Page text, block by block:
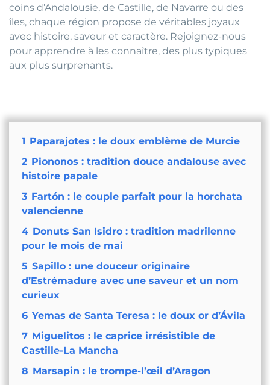
coins d’Andalousie, de Castille, de Navarre ou des
îles, chaque région propose de véritables joyaux
avec histoire, saveur et caractère. Rejoignez-nous
pour apprendre à les connaître, des plus typiques
aux plus surprenants.
1 Paparajotes : le doux emblème de Murcie
2 Piononos : tradition douce andalouse avec
histoire papale
3 Fartón : le couple parfait pour la horchata
valencienne
4 Donuts San Isidro : tradition madrilenne
pour le mois de mai
5 Sapillo : une douceur originaire
d’Estrémadure avec une saveur et un nom
curieux
6 Yemas de Santa Teresa : le doux or d’Ávila
7 Miguelitos : le caprice irrésistible de
Castille-La Mancha
8 Marsapin : le trompe-l’œil d’Aragon